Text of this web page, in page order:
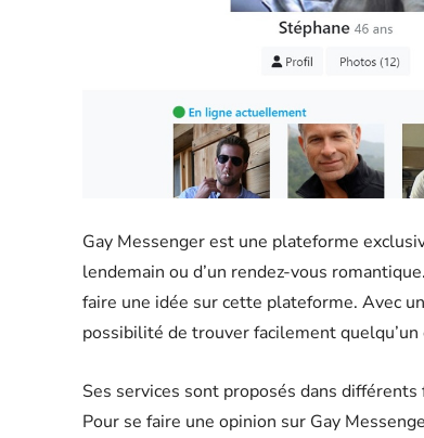
Gay Messenger est une plateforme
lendemain ou d’un rendez-vous
faire une idée sur cette plateforme. Avec
possibilité de trouver facilement
Ses services sont proposés dans
Pour se faire une opinion sur Gay